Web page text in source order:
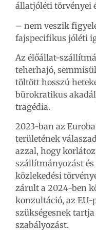
állatjóléti törvényei
– nem veszik
fajspecifikus jóléti
Az élőállat-
teherhajó,
töltött hosszú
bürokratikus
tragédia.
2023-ban az
területének
azzal, hogy
szállítmányozást
közlekedési
zárult a 2024-ben
konzultáció, az
szükségesnek
szabályozást.